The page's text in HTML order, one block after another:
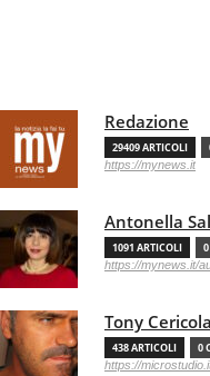
Redazione
29409 ARTICOLI
https://mynews.it
Antonella
1091 ARTICOLI
https://mynews.it/
Tony Cericola
438 ARTICOLI 0
https://